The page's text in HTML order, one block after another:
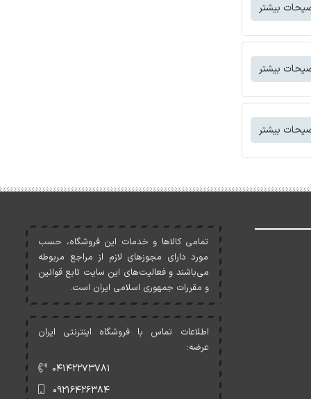
بیشتر
بیشتر
بیشتر
تمامی کالاها و خدمات اين فروشگاه، حسب
مورد دارای مجوزهای لازم از مراجع مربوطه
می‌باشند و فعاليت‌های اين سايت تابع قوانين
و مقررات جمهوری اسلامی ايران است.
اطلاعات تماس با فروشگاه اینترنتی ایران
عرضه:
۰۴۱۴۲۲۷۳۷۸۱
۰۹۲۱۶۴۲۶۳۸۴